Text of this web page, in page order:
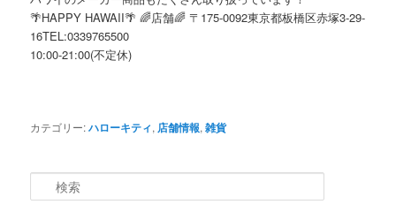
🌴HAPPY HAWAII🌴 🌈店舗🌈 〒175-0092東京都板橋区赤塚3-29-
16TEL:0339765500
10:00-21:00(不定休)
カテゴリー:ハローキティ, 店舗情報,雑貨
索